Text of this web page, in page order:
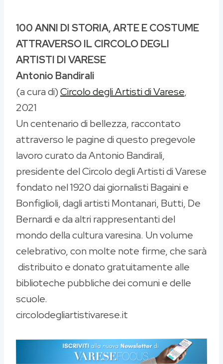
100 ANNI DI STORIA, ARTE E COSTUME
ATTRAVERSO IL CIRCOLO DEGLI
ARTISTI DI VARESE
Antonio Bandirali
(a cura di)Circolo degli Artisti di Varese,
2021
Un centenario di bellezza, raccontato
attraverso le pagine di questo pregevole
lavoro curato da Antonio Bandirali,
presidente del Circolo degli Artisti di Varese
fondato nel 1920 dai giornalisti Bagaini e
Bonfiglioli, dagli artisti Montanari, Butti, De
Bernardi e da altri rappresentanti del
mondo della cultura varesina. Un volume
celebrativo, con molte note firme, che sarà
distribuito e donato gratuitamente alle
biblioteche pubbliche dei comuni e delle
scuole.
circolodegliartistivarese.it